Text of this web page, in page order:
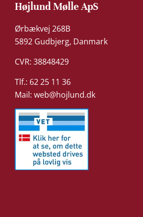
Højlund Mølle ApS
Ørbækvej 268B
5892 Gudbjerg, Danmark
CVR: 38848429
Tlf.: 62 25 11 36
Mail: web@hojlund.dk